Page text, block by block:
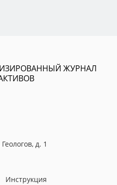
ЖУРНАЛ
д. 1
Инструкция